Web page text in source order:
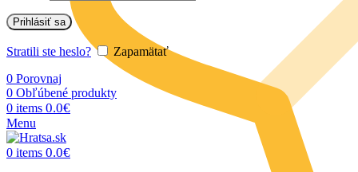
Prihlásiť sa
Stratili ste heslo?
Zapamätať
0 Porovnaj
0 Obľúbené produkty
0 items 0.0€
Menu
0 items 0.0€